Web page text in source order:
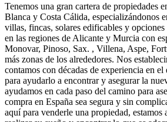
Tenemos una gran cartera de propiedades
Blanca y Costa Cálida, especializándonos
villas, fincas, solares edificables y
en las regiones de Alicante y Murcia con
Monovar, Pinoso, Sax. , Villena, Aspe,
más zonas de los alrededores. Nos
contamos con décadas de experiencia en
para ayudarlo a encontrar y asegurar la
ayudamos en cada paso del camino para
compra en España sea segura y sin
aquí para venderle una propiedad, estamos